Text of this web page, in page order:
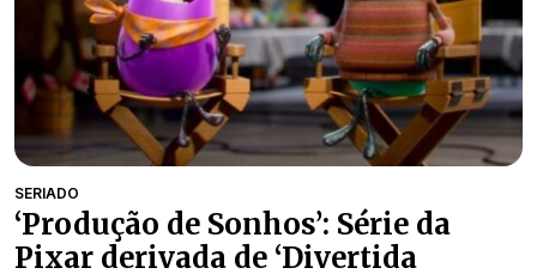
SERIADO
‘Produção de Sonhos’: Série da
Pixar derivada de ‘Divertida